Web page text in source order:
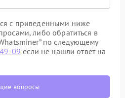
с приведенными ниже
либо обратиться в
по следующему
09 если не нашли ответ на
вопросы